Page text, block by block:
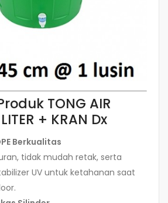
TONG AIR
+ KRAN Dx
Berkualitas
tidak mudah retak, serta
UV untuk ketahanan saat